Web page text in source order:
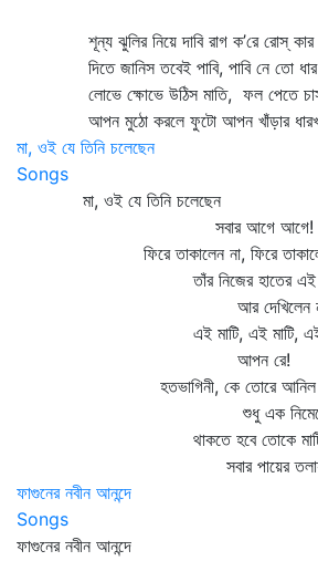
শূন্য ঝুলির নিয়ে দাবি রাগ ক’রে রোস্‌ কার
দিতে জানিস তবেই পাবি, পাবি নে তো ধার
লোভে ক্ষোভে উঠিস মাতি, ফল পেতে চাস
আপন মুঠো করলে ফুটো আপন খাঁড়ার
মা, ওই যে তিনি চলেছেন
Songs
মা, ওই যে তিনি চলেছেন
সবার আগে আগে!
ফিরে তাকালেন না, ফিরে
তাঁর নিজের হাতের এই নূতন
আর দেখিলেন না
এই মাটি, এই মাটি, এই
আপন রে!
হতভাগিনী, কে তোরে আনিল
শুধু এক নিমেষের
থাকতে হবে তোকে
সবার পায়ের
ফাগুনের নবীন আনন্দে
Songs
ফাগুনের নবীন আনন্দে